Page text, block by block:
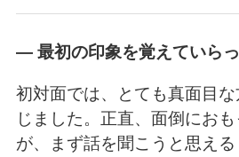
― 最初の印象を覚えていら
初対面では、とても真面目
じました。正直、面倒にお
が、まず話を聞こうと思え